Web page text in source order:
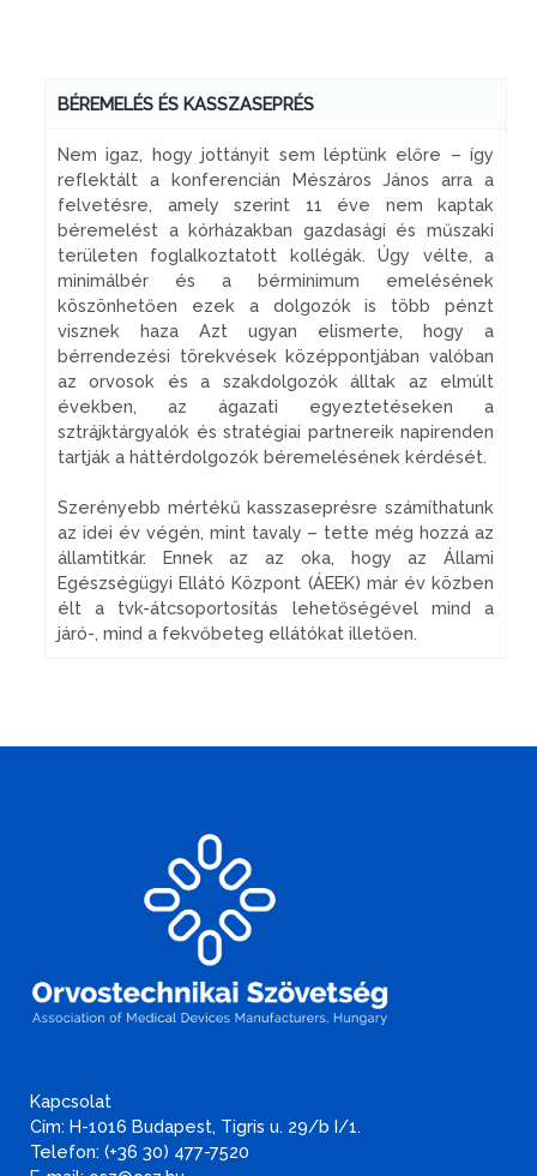
BÉREMELÉS ÉS KASSZASEPRÉS
Nem igaz, hogy jottányit sem léptünk előre – így
reflektált a konferencián Mészáros János arra a
felvetésre, amely szerint 11 éve nem kaptak
béremelést a kórházakban gazdasági és műszaki
területen foglalkoztatott kollégák. Úgy vélte, a
minimálbér és a bérminimum emelésének
köszönhetően ezek a dolgozók is több pénzt
visznek haza Azt ugyan elismerte, hogy a
bérrendezési törekvések középpontjában valóban
az orvosok és a szakdolgozók álltak az elmúlt
években, az ágazati egyeztetéseken a
sztrájktárgyalók és stratégiai partnereik napirenden
tartják a háttérdolgozók béremelésének kérdését.
Szerényebb mértékű kasszaseprésre számíthatunk
az idei év végén, mint tavaly – tette még hozzá az
államtitkár. Ennek az az oka, hogy az Állami
Egészségügyi Ellátó Központ (ÁEEK) már év közben
élt a tvk-átcsoportosítás lehetőségével mind a
járó-, mind a fekvőbeteg ellátókat illetően.
Kapcsolat
Cím: H-1016 Budapest, Tigris u. 29/b I/1.
Telefon: (+36 30) 477-7520